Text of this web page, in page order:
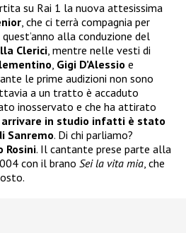
su Rai 1 la nuova attesissima
, che ci terrà compagnia per
alla conduzione del
Clerici, mentre nelle vesti di
, Gigi D’Alessio e
le prime audizioni non sono
a un tratto è accaduto
inosservato e che ha attirato
arrivare in studio infatti è stato
Sanremo. Di chi parliamo?
Rosini. Il cantante prese parte alla
con il brano Sei la vita mia, che